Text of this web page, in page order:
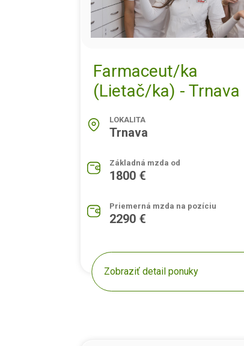
Farmaceut/ka
(Lietač/ka) - Trnava
LOKALITA
Trnava
Základná mzda od
1800 €
Priemerná mzda na pozíciu
2290 €
Zobraziť detail ponuky